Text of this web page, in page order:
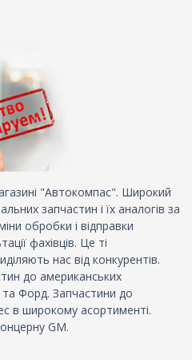
"Автокомпас". Широкий
запчастин і їх аналогів за
обробки і відправки
фахівців. Це ті
нас від конкурентів.
до американських
Форд. Запчастини до
в широкому асортименті.
GM.